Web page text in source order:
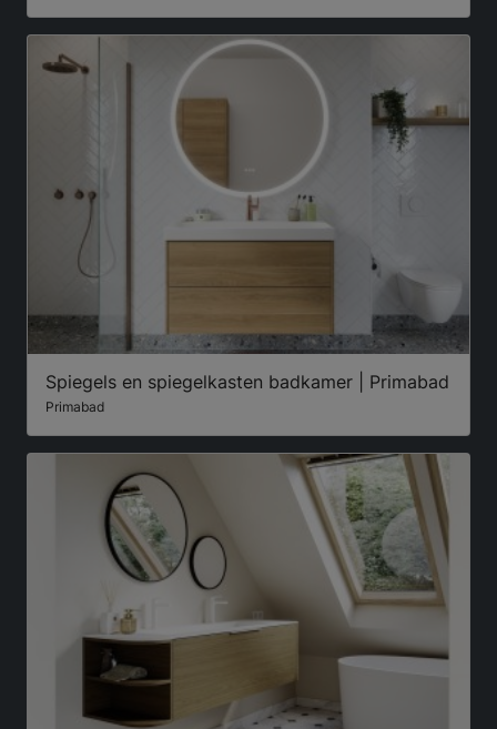
Spiegels en spiegelkasten badkamer | Primabad
Primabad